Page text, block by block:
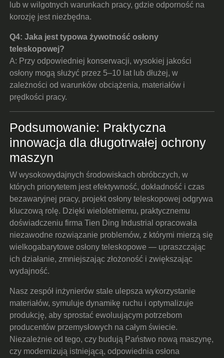
lub w wilgotnych warunkach pracy, gdzie odporność na
korozję jest niezbędna.
Q4: Jaka jest typowa żywotność osłony
teleskopowej?
A: Przy odpowiedniej konserwacji, wysokiej jakości
osłony mogą służyć przez 5–10 lat lub dłużej, w
zależności od warunków obciążenia, materiałów i
prędkości pracy.
Podsumowanie: Praktyczna
innowacja dla długotrwałej ochrony
maszyn
W wysokowydajnych środowiskach obróbczych, w
których priorytetem jest efektywność, dokładność i czas
bezawaryjnej pracy, projekt osłony teleskopowej odgrywa
kluczową rolę. Dzięki wieloletniemu, praktycznemu
doświadczeniu firma Tien Ding Industrial opracowała
niezawodne rozwiązanie problemów, z którymi mierzą się
wielkogabarytowe osłony teleskopowe — upraszczając
ich działanie, zmniejszając złożoność i zwiększając
wydajność.
Nasz zespół inżynierów stale ulepsza wykorzystanie
materiałów, symuluje dynamikę ruchu i optymalizuje
produkcję, aby sprostać ewoluującym potrzebom
producentów przemysłowych na całym świecie.
Niezależnie od tego, czy budują Państwo nową maszynę,
czy modernizują istniejącą, odpowiednia osłona